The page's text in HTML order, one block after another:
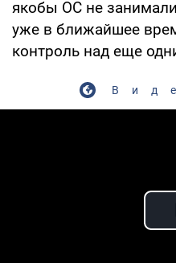
якобы ОС не
уже в ближайшее
контроль над еще